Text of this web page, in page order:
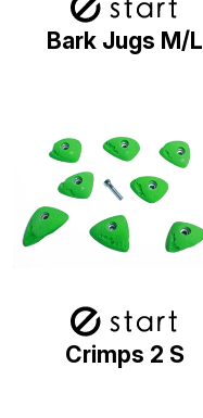
Bark Jugs M/L
Crimps 2 S